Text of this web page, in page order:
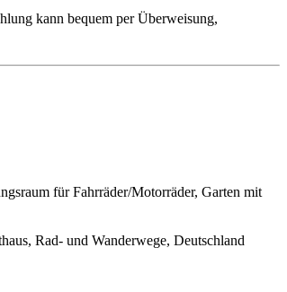
kann bequem per Überweisung,
für Fahrräder/Motorräder, Garten mit
Rad- und Wanderwege, Deutschland